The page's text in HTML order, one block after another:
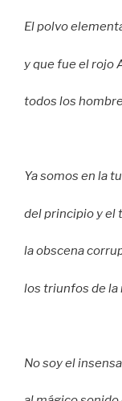
El polvo
y que fue el rojo
todos los
Ya somos en la
del principio y el
la obscena
los triunfos de la
No soy el